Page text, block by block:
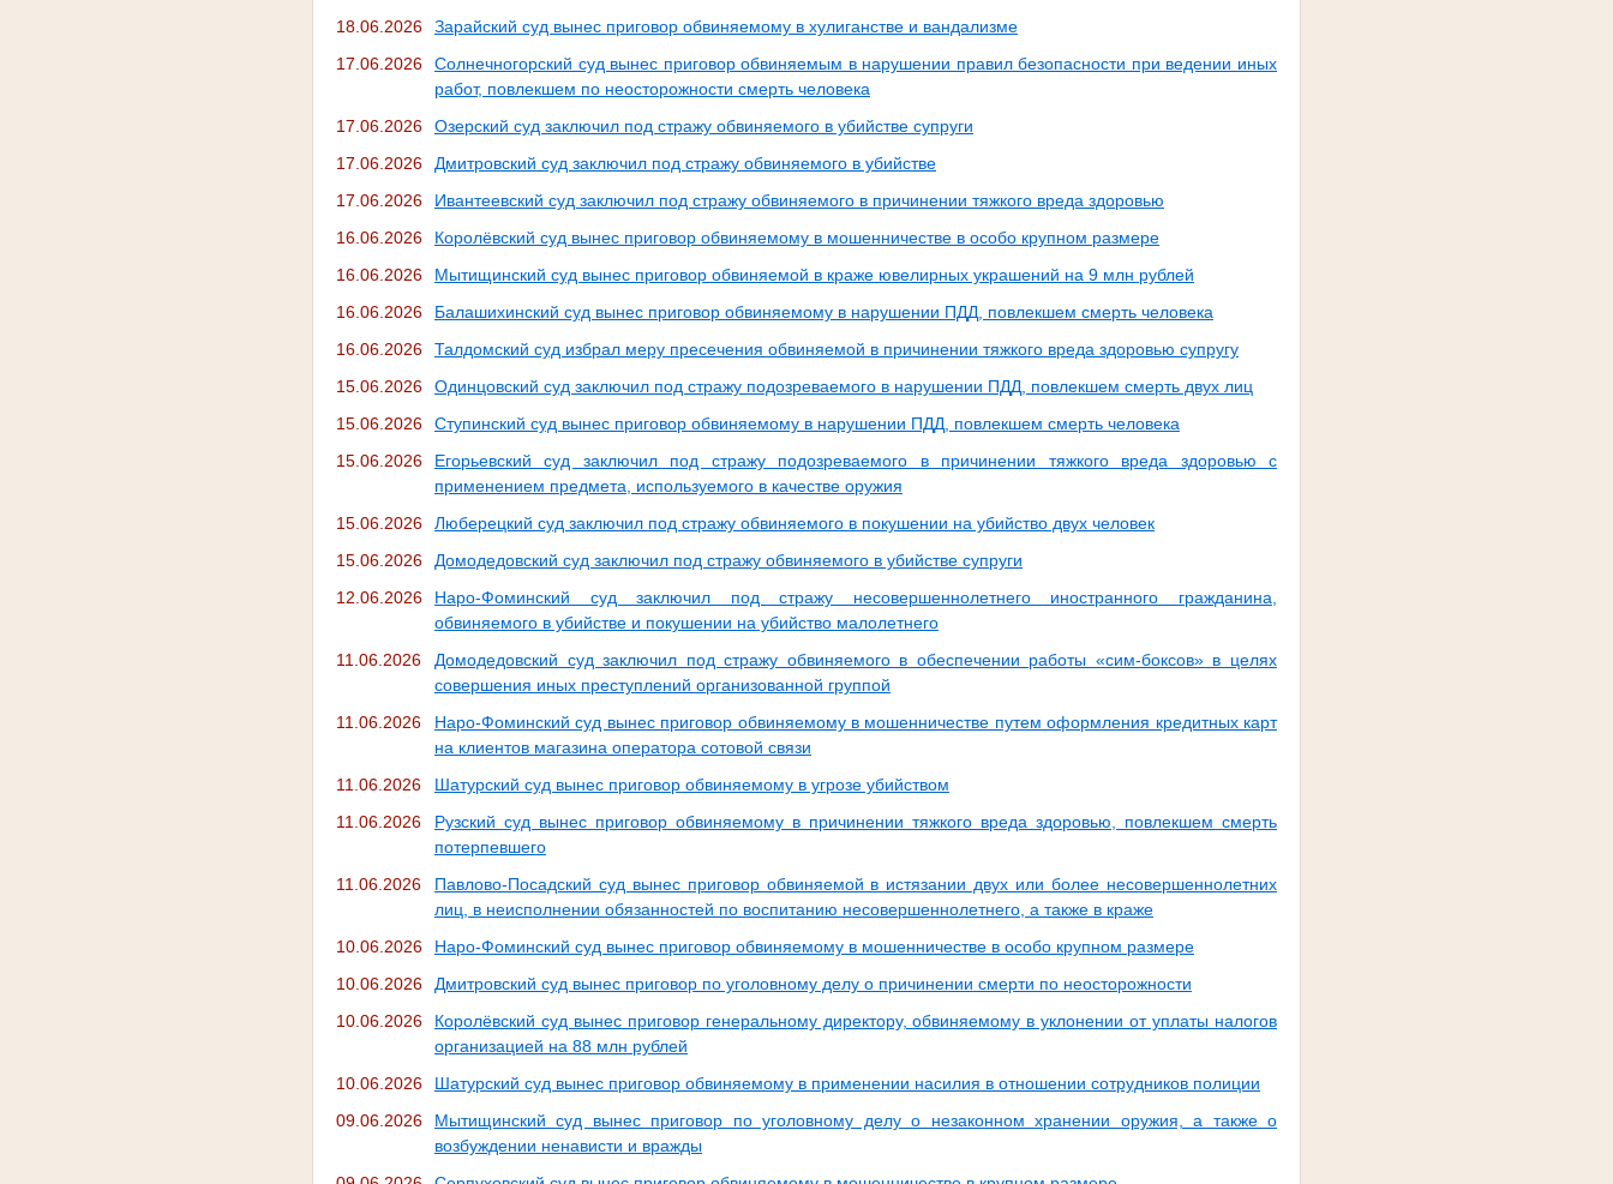
18.06.2026
Зарайский суд вынес приговор обвиняемому в хулиганстве и вандализме
17.06.2026
Солнечногорский суд вынес приговор обвиняемым в нарушении правил безопасности при ведении иных
работ, повлекшем по неосторожности смерть человека
17.06.2026
Озерский суд заключил под стражу обвиняемого в убийстве супруги
17.06.2026
Дмитровский суд заключил под стражу обвиняемого в убийстве
17.06.2026
Ивантеевский суд заключил под стражу обвиняемого в причинении тяжкого вреда здоровью
16.06.2026
Королёвский суд вынес приговор обвиняемому в мошенничестве в особо крупном размере
16.06.2026
Мытищинский суд вынес приговор обвиняемой в краже ювелирных украшений на 9 млн рублей
16.06.2026
Балашихинский суд вынес приговор обвиняемому в нарушении ПДД, повлекшем смерть человека
16.06.2026
Талдомский суд избрал меру пресечения обвиняемой в причинении тяжкого вреда здоровью супругу
15.06.2026
Одинцовский суд заключил под стражу подозреваемого в нарушении ПДД, повлекшем смерть двух лиц
15.06.2026
Ступинский суд вынес приговор обвиняемому в нарушении ПДД, повлекшем смерть человека
15.06.2026
Егорьевский суд заключил под стражу подозреваемого в причинении тяжкого вреда здоровью с
применением предмета, используемого в качестве оружия
15.06.2026
Люберецкий суд заключил под стражу обвиняемого в покушении на убийство двух человек
15.06.2026
Домодедовский суд заключил под стражу обвиняемого в убийстве супруги
12.06.2026
Наро-Фоминский суд заключил под стражу несовершеннолетнего иностранного гражданина,
обвиняемого в убийстве и покушении на убийство малолетнего
11.06.2026
Домодедовский суд заключил под стражу обвиняемого в обеспечении работы «сим-боксов» в целях
совершения иных преступлений организованной группой
11.06.2026
Наро-Фоминский суд вынес приговор обвиняемому в мошенничестве путем оформления кредитных карт
на клиентов магазина оператора сотовой связи
11.06.2026
Шатурский суд вынес приговор обвиняемому в угрозе убийством
11.06.2026
Рузский суд вынес приговор обвиняемому в причинении тяжкого вреда здоровью, повлекшем смерть
потерпевшего
11.06.2026
Павлово-Посадский суд вынес приговор обвиняемой в истязании двух или более несовершеннолетних
лиц, в неисполнении обязанностей по воспитанию несовершеннолетнего, а также в краже
10.06.2026
Наро-Фоминский суд вынес приговор обвиняемому в мошенничестве в особо крупном размере
10.06.2026
Дмитровский суд вынес приговор по уголовному делу о причинении смерти по неосторожности
10.06.2026
Королёвский суд вынес приговор генеральному директору, обвиняемому в уклонении от уплаты налогов
организацией на 88 млн рублей
10.06.2026
Шатурский суд вынес приговор обвиняемому в применении насилия в отношении сотрудников полиции
09.06.2026
Мытищинский суд вынес приговор по уголовному делу о незаконном хранении оружия, а также о
возбуждении ненависти и вражды